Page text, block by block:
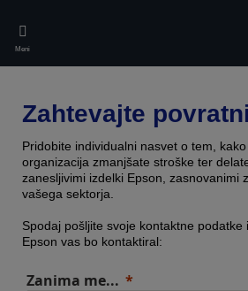
main
content
Meni
Zahtevajte
Pridobite individualni nasvet o tem,
organizacija zmanjšate stroške ter
zanesljivimi izdelki Epson, zasnovanimi
vašega sektorja.
Spodaj pošljite svoje kontaktne podatke
Epson vas bo kontaktiral:
Zanima me...